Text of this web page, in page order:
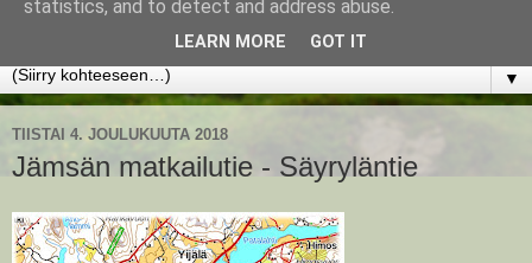
▼
TIISTAI 4. JOULUKUUTA 2018
Jämsän matkailutie - Säyryläntie
statistics, and to detect and address abuse.
LEARN MORE GOT IT